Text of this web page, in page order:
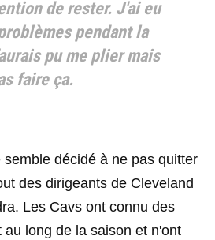
de rester. J'ai eu
pendant la
pu me plier mais
faire ça.
décidé à ne pas quitter
des dirigeants de Cleveland
Les Cavs ont connu des
au long de la saison et n'ont